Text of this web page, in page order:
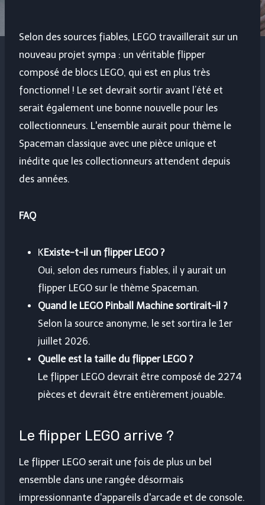
Selon des sources fiables, LEGO travaillerait sur un
nouveau projet sympa : un véritable flipper
composé de blocs LEGO, qui est en plus très
fonctionnel ! Le set devrait sortir avant l’été et
serait également une bonne nouvelle pour les
collectionneurs. L'ensemble aurait pour thème le
Spaceman classique avec une pièce unique et
inédite que les collectionneurs attendent depuis
des années.
FAQ
KExiste-t-il un flipper LEGO ?
Oui, selon des rumeurs fiables, il y aurait un
flipper LEGO sur le thème Spaceman.
Quand le LEGO Pinball Machine sortirait-il ?
Selon la source anonyme, le set sortira le 1er
juillet 2026.
Quelle est la taille du flipper LEGO ?
Le flipper LEGO devrait être composé de 2274
pièces et devrait être entièrement jouable.
Le flipper LEGO arrive ?
Le flipper LEGO serait une fois de plus un bel
ensemble dans une rangée désormais
impressionnante d'appareils d'arcade et de console.